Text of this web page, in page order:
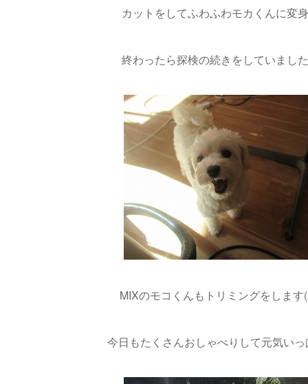
カットをしてふわふわモカくんに変
終わったら探検の続きをしていまし
MIXのモコくんもトリミングをしま
今日もたくさんおしゃべりして元気い